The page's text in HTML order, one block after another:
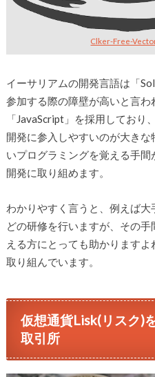
Clker-Free-
イーサリアムの開発言語は「
参加する際の障壁が高いと言
「JavaScript」を採用してお
開発に参入しやすいのが大き
いプログラミングを覚える手
開発に取り組めます。
わかりやすく言うと、例えば
どの研修を行いますが、その
える方にとっても助かります
取り組んでいます。
仮想通貨Lisk(リスク)
取引所